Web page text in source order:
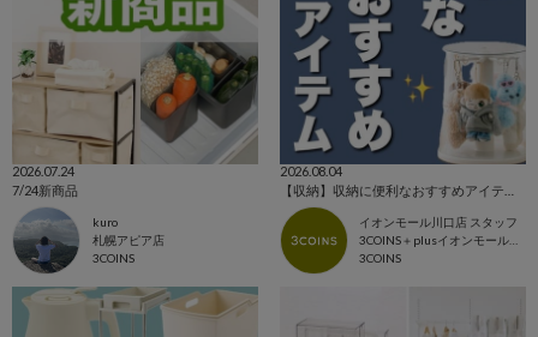
2026.07.24
7/24新商品
kuro
札幌アピア店
3COINS
2026.08.04
イオンモール川口店 スタッフ
3COINS